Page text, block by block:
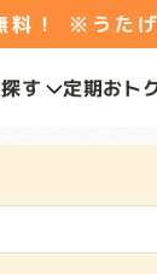
※うたげ定
す 定期おト